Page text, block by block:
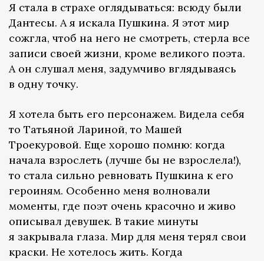
Я стала в страхе оглядываться: всюду были
Дантесы. А я искала Пушкина. Я этот мир
сожгла, чтоб на него не смотреть, стерла все
записи своей жизни, кроме великого поэта.
А он слушал меня, задумчиво вглядываясь
в одну точку.
Я хотела быть его персонажем. Видела себя
то Татьяной Лариной, то Машей
Троекуровой. Еще хорошо помню: когда
начала взрослеть (лучше бы не взрослела!),
то стала сильно ревновать Пушкина к его
героиням. Особенно меня волновали
моменты, где поэт очень красочно и живо
описывал девушек. В такие минуты
я закрывала глаза. Мир для меня терял свои
краски. Не хотелось жить. Когда